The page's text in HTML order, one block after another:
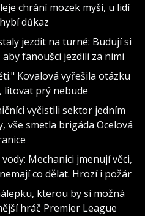
chrání mozek myší, u lidí
důkaz
jezdit na turné: Budují si
fanoušci jezdili za nimi
Kovalová vyřešila otázku
litovat prý nebude
vyčistili sektor jedním
vše smetla brigáda Ocelová
Mechanici jmenují věci,
co dělat. Hrozí i požár
kterou by si možná
hráč Premier League